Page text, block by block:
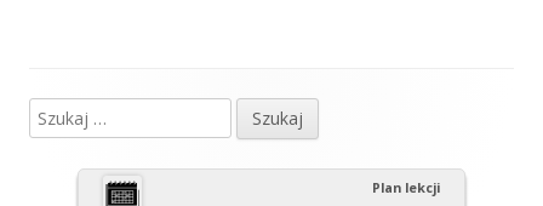
Główny
panel
Szukaj:
Plan lekcji